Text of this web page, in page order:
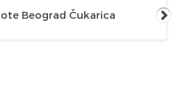
Beograd Čukarica